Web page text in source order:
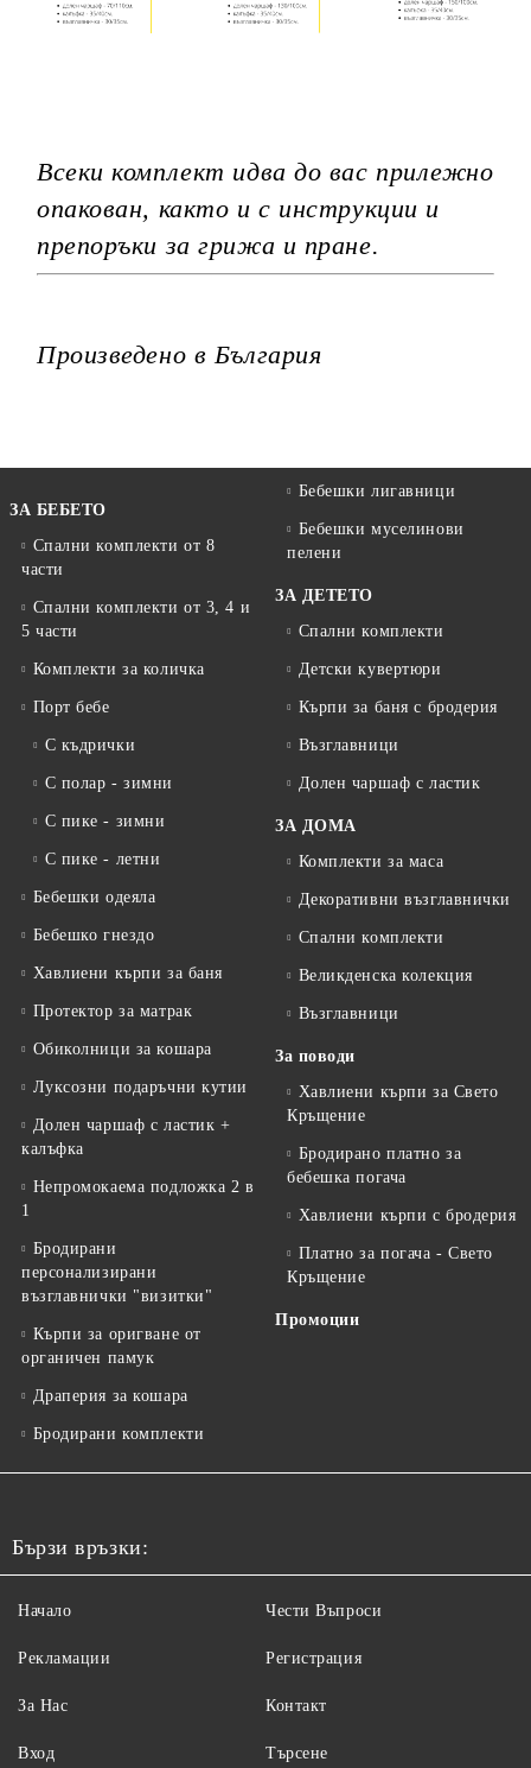
Всеки комплект идва до вас прилежно
опакован, както и с инструкции и
препоръки за грижа и пране.
Произведено в България
ЗА БЕБЕТО
Спални комплекти от 8
части
Спални комплекти от 3, 4 и
5 части
Комплекти за количка
Порт бебе
С къдрички
С полар - зимни
С пике - зимни
С пике - летни
Бебешки одеяла
Бебешко гнездо
Хавлиени кърпи за баня
Протектор за матрак
Обиколници за кошара
Луксозни подаръчни кутии
Долен чаршаф с ластик +
калъфка
Непромокаема подложка 2 в
1
Бродирани
персонализирани
възглавнички "визитки"
Кърпи за оригване от
органичен памук
Драперия за кошара
Бродирани комплекти
Бебешки лигавници
Бебешки муселинови
пелени
ЗА ДЕТЕТО
Спални комплекти
Детски кувертюри
Кърпи за баня с бродерия
Възглавници
Долен чаршаф с ластик
ЗА ДОМА
Комплекти за маса
Декоративни възглавнички
Спални комплекти
Великденска колекция
Възглавници
За поводи
Хавлиени кърпи за Свето
Кръщение
Бродирано платно за
бебешка погача
Хавлиени кърпи с бродерия
Платно за погача - Свето
Кръщение
Промоции
Бързи връзки:
Начало
Рекламации
За Нас
Вход
Чести Въпроси
Регистрация
Контакт
Търсене